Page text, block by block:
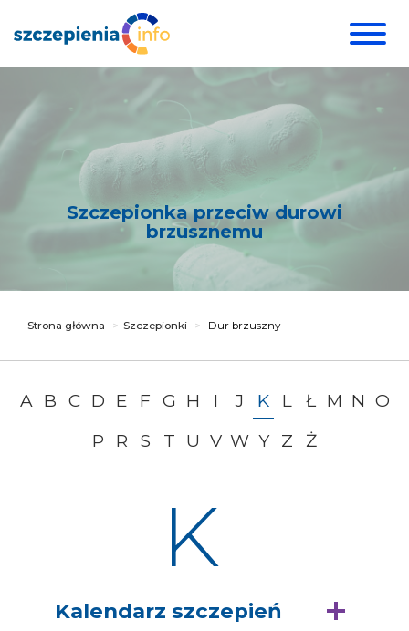
Szczepionka przeciw durowi
brzusznemu
Strona główna Szczepionki Dur brzuszny
A B C D E F G H I J K L Ł M N O
P
R S T U V W Y Z Ż
K
Kalendarz szczepień